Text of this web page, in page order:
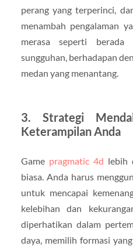
perang yang terperinci,
menambah pengalaman
merasa seperti
sungguhan, berhadapan
medan yang menantang.
3. Strategi
Keterampilan Anda
Game pragmatic 4d lebih
biasa. Anda harus
untuk mencapai
kelebihan dan
diperhatikan dalam
daya, memilih formasi